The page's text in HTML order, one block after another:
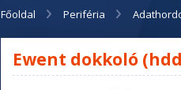
Főoldal Periféria
Ewent dokkoló